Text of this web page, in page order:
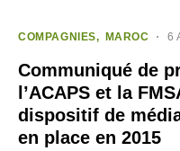
COMPAGNIES MAROC 6
Communiqué de
l’ACAPS et la
dispositif de
en place en 2015